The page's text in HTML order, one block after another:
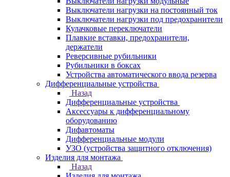
Выключатели нагрузки на постоянный ток
Выключатели нагрузки под предохранители
Кулачковые переключатели
Плавкие вставки, предохранители,
держатели
Реверсивные рубильники
Рубильники в боксах
Устройства автоматического ввода резерва
Дифференциальные устройства
Назад
Дифференциальные устройства
Аксессуары к дифференциальному
оборудованию
Дифавтоматы
Дифференциальные модули
УЗО (устройства защитного отключения)
Изделия для монтажа
Назад